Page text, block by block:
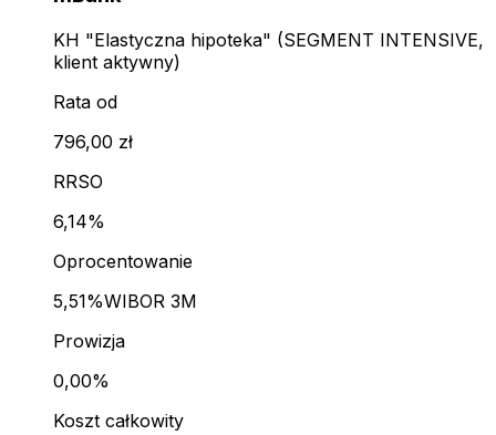
KH "Elastyczna hipoteka" (SEGMENT INTENSIVE,
klient aktywny)
Rata od
796,00 zł
RRSO
6,14%
Oprocentowanie
5,51%WIBOR 3M
Prowizja
0,00%
Koszt całkowity